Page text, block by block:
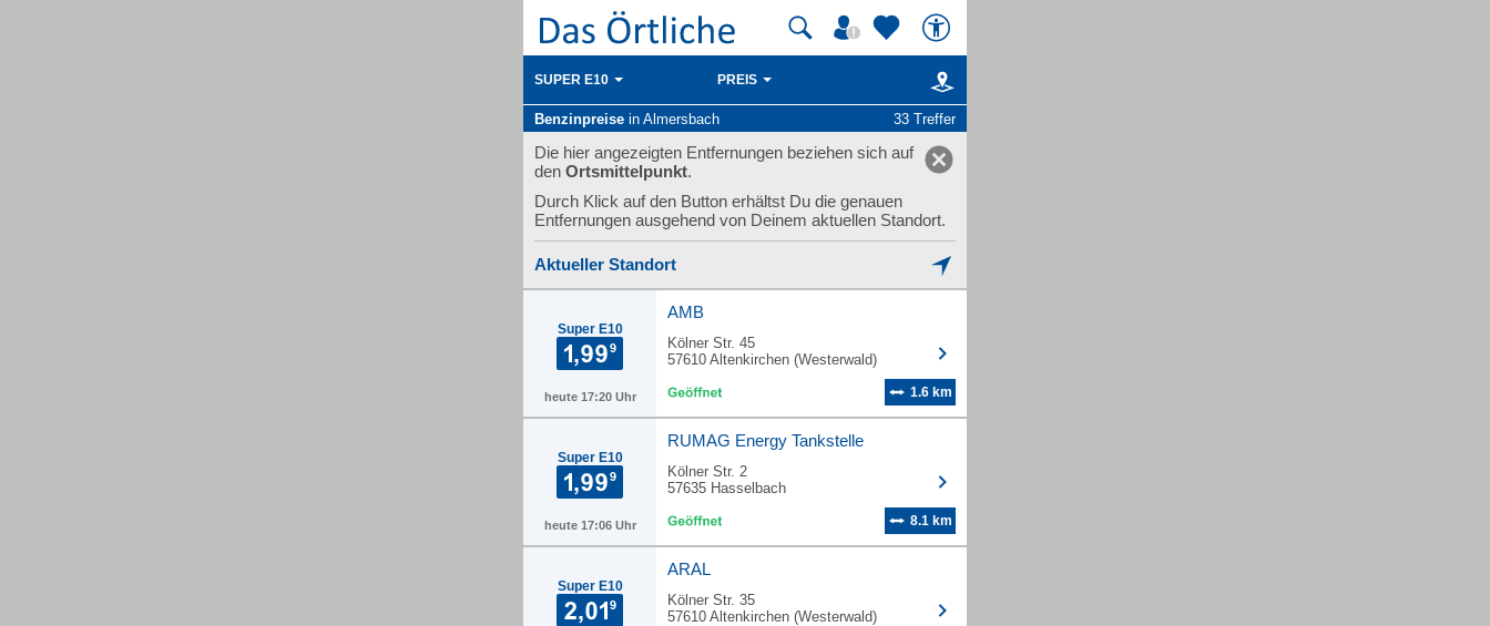
SUPER E10 PREIS
Benzinpreise in Almersbach 33 Treffer
Die hier angezeigten Entfernungen beziehen sich auf
den Ortsmittelpunkt.
Durch Klick auf den Button erhältst Du die genauen
Entfernungen ausgehend von Deinem aktuellen Standort.
Aktueller Standort
Super E10
heute 17:20 Uhr
AMB
Kölner Str. 45
57610 Altenkirchen (Westerwald)
1.6 km
Super E10
heute 17:06 Uhr
RUMAG Energy Tankstelle
Kölner Str. 2
57635 Hasselbach
8.1 km
Super E10
ARAL
Kölner Str. 35
57610 Altenkirchen (Westerwald)